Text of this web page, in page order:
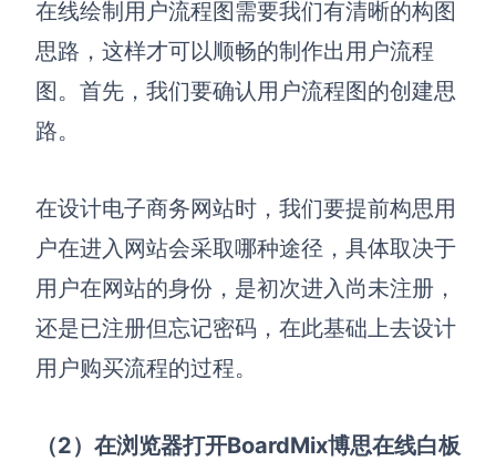
在线绘制用户流程图需要我们有清晰的构图
思路，这样才可以顺畅的制作出用户流程
图。首先，我们要确认用户流程图的创建思
路。
在设计电子商务网站时，我们要提前构思用
户在进入网站会采取哪种途径，具体取决于
用户在网站的身份，是初次进入尚未注册，
还是已注册但忘记密码，在此基础上去设计
用户购买流程的过程。
（2）在浏览器打开BoardMix博思在线白板